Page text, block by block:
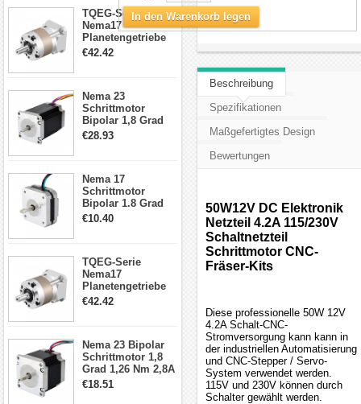
TQEG-Serie
Nema17
Planetengetriebe
5:1 Spiel 15Arc-
€42.42
Nema 23
Schrittmotor
Bipolar 1,8 Grad
2,83Nm 4 A 2,26V
€28.93
Nema 17
Schrittmotor
Bipolar 1.8 Grad
8.7Ncm 1A 3.5V 4
€10.40
TQEG-Serie
Nema17
Planetengetriebe
10:1 Spiel 15Arc-
€42.42
Nema 23 Bipolar
Schrittmotor 1,8
Grad 1,26 Nm 2,8A
2,5V 4 Drähte
€18.51
In den Warenkorb legen
Beschreibung
Spezifikationen
Maßgefertigtes Design
Bewertungen
50W12V DC Elektronik
Netzteil 4.2A 115/230V
Schaltnetzteil
Schrittmotor CNC-
Fräser-Kits
Diese professionelle 50W 12V
4.2A Schalt-CNC-
Stromversorgung kann kann in
der industriellen Automatisierung
und CNC-Stepper / Servo-
System verwendet werden.
115V und 230V können durch
Schalter gewählt werden.